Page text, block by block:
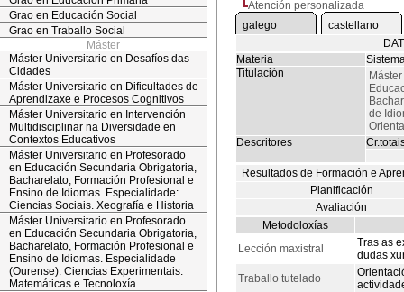
Grao en Educación Social
Grao en Traballo Social
Máster
Máster Universitario en Desafíos das
Cidades
Máster Universitario en Dificultades de
Aprendizaxe e Procesos Cognitivos
Máster Universitario en Intervención
Multidisciplinar na Diversidade en
Contextos Educativos
Máster Universitario en Profesorado
en Educación Secundaria Obrigatoria,
Bacharelato, Formación Profesional e
Ensino de Idiomas. Especialidade:
Ciencias Sociais. Xeografía e Historia
Máster Universitario en Profesorado
en Educación Secundaria Obrigatoria,
Bacharelato, Formación Profesional e
Ensino de Idiomas. Especialidade
(Ourense): Ciencias Experimentais.
Matemáticas e Tecnoloxía
Atención personalizada
galego
castellano
Materia
Titulación
de
Descritores
Resultados de Formación e
Planificación
Avaliación
Metodoloxías
Lección maxistral
Tras as
dudas
Traballo tutelado